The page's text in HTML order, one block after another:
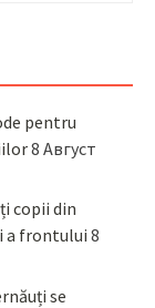
pentru
8 Август
copii din
a frontului 8
se